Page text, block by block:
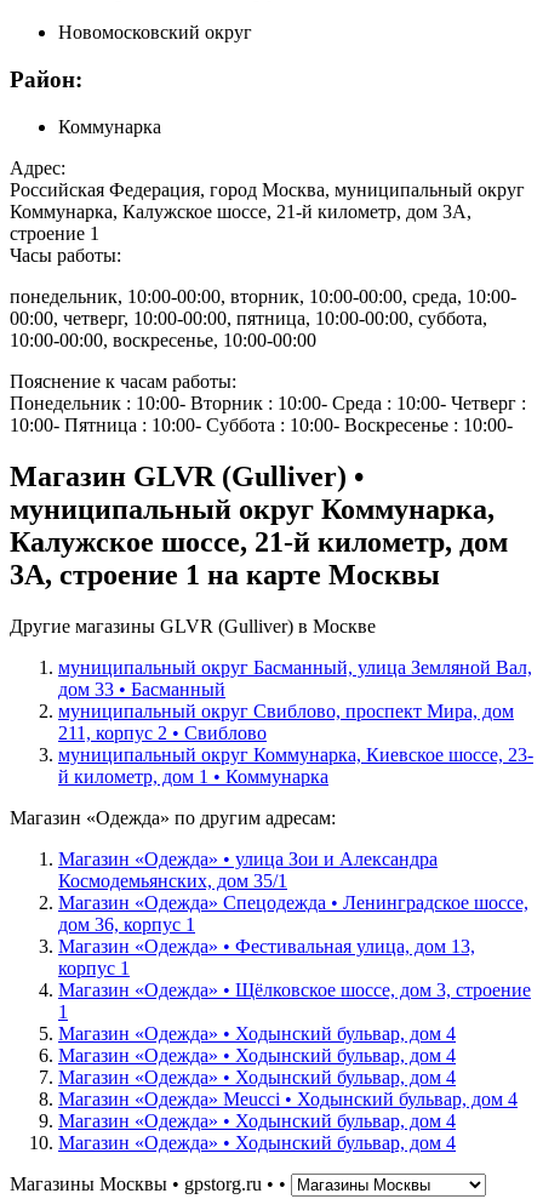
Новомосковский округ
Район:
Коммунарка
Адрес:
Российская Федерация, город Москва, муниципальный округ
Коммунарка, Калужское шоссе, 21-й километр, дом 3А,
строение 1
Часы работы:
понедельник, 10:00-00:00, вторник, 10:00-00:00, среда, 10:00-
00:00, четверг, 10:00-00:00, пятница, 10:00-00:00, суббота,
10:00-00:00, воскресенье, 10:00-00:00
Пояснение к часам работы:
Понедельник : 10:00- Вторник : 10:00- Среда : 10:00- Четверг :
10:00- Пятница : 10:00- Суббота : 10:00- Воскресенье : 10:00-
Магазин GLVR (Gulliver) •
муниципальный округ Коммунарка,
Калужское шоссе, 21-й километр, дом
3А, строение 1 на карте Москвы
Другие магазины GLVR (Gulliver) в Москве
муниципальный округ Басманный, улица Земляной Вал,
дом 33 • Басманный
муниципальный округ Свиблово, проспект Мира, дом
211, корпус 2 • Свиблово
муниципальный округ Коммунарка, Киевское шоссе, 23-
й километр, дом 1 • Коммунарка
Магазин «Одежда» по другим адресам:
Магазин «Одежда» • улица Зои и Александра
Космодемьянских, дом 35/1
Магазин «Одежда» Спецодежда • Ленинградское шоссе,
дом 36, корпус 1
Магазин «Одежда» • Фестивальная улица, дом 13,
корпус 1
Магазин «Одежда» • Щёлковское шоссе, дом 3, строение
1
Магазин «Одежда» • Ходынский бульвар, дом 4
Магазин «Одежда» • Ходынский бульвар, дом 4
Магазин «Одежда» • Ходынский бульвар, дом 4
Магазин «Одежда» Meucci • Ходынский бульвар, дом 4
Магазин «Одежда» • Ходынский бульвар, дом 4
Магазин «Одежда» • Ходынский бульвар, дом 4
Магазины Москвы • gpstorg.ru • •